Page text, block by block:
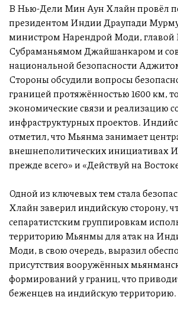
В Нью-Дели Мин Аун Хлайн провёл
президентом Индии Драупади
министром Нарендрой Моди,
Субраманьямом Джайшанкаром и
национальной безопасности
Стороны обсудили вопросы
границей протяжённостью 1600 км,
экономические связи и реализацию
инфраструктурных проектов.
отметил, что Мьянма занимает
внешнеполитических инициативах
прежде всего» и «Действуй на
Одной из ключевых тем стала
Хлайн заверил индийскую сторону,
сепаратистским группировкам
территорию Мьянмы для атак на
Моди, в свою очередь, выразил
присутствия вооружённых
формирований у границ, что
беженцев на индийскую территорию.